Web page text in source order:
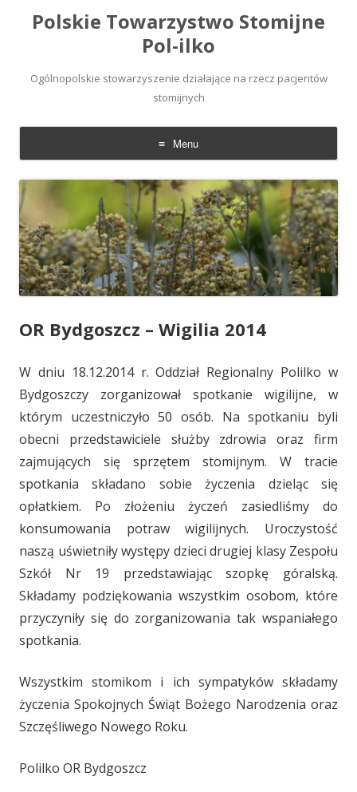
Polskie Towarzystwo Stomijne
Pol-ilko
Ogólnopolskie stowarzyszenie działające na rzecz pacjentów
stomijnych
Menu
Skip
to
content
OR Bydgoszcz – Wigilia 2014
W dniu 18.12.2014 r. Oddział Regionalny Polilko w
Bydgoszczy zorganizował spotkanie wigilijne, w
którym uczestniczyło 50 osób. Na spotkaniu byli
obecni przedstawiciele służby zdrowia oraz firm
zajmujących się sprzętem stomijnym. W tracie
spotkania składano sobie życzenia dzieląc się
opłatkiem. Po złożeniu życzeń zasiedliśmy do
konsumowania potraw wigilijnych. Uroczystość
naszą uświetniły występy dzieci drugiej klasy Zespołu
Szkół Nr 19 przedstawiając szopkę góralską.
Składamy podziękowania wszystkim osobom, które
przyczyniły się do zorganizowania tak wspaniałego
spotkania.
Wszystkim stomikom i ich sympatyków składamy
życzenia Spokojnych Świąt Bożego Narodzenia oraz
Szczęśliwego Nowego Roku.
Polilko OR Bydgoszcz